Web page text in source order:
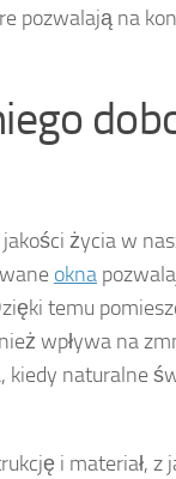
pozwalają na
życia w
okna
temu
wpływa na
kiedy naturalne
i materiał, z